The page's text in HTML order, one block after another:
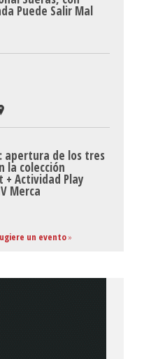
Puede Salir Mal
apertura de los tres
la colección
+ Actividad Play
Merca
un evento»